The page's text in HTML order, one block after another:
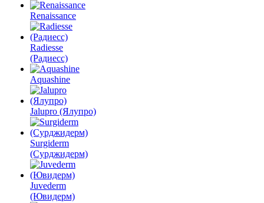
Renaissance
Radiesse
(Радиесс)
Aquashine
Jalupro (Ялупро)
Surgiderm
(Сурджидерм)
Juvederm
(Ювидерм)